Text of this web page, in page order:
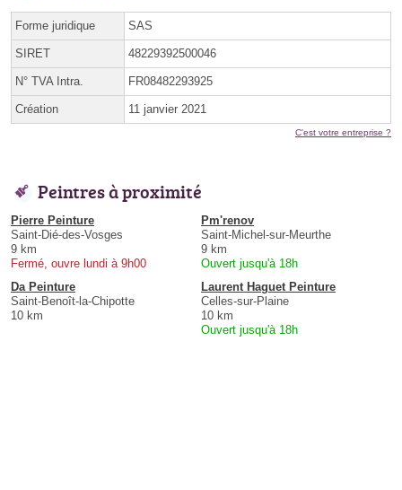
Forme juridique SAS
SIRET 48229392500046
N° TVA Intra. FR08482293925
Création 11 janvier 2021
C'est votre entreprise ?
Peintres à proximité
Pierre Peinture
Saint-Dié-des-Vosges
9 km
Fermé, ouvre lundi à 9h00
Pm'renov
Saint-Michel-sur-Meurthe
9 km
Ouvert jusqu'à 18h
Da Peinture
Saint-Benoît-la-Chipotte
10 km
Laurent Haguet Peinture
Celles-sur-Plaine
10 km
Ouvert jusqu'à 18h